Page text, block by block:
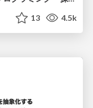
13 4.5k